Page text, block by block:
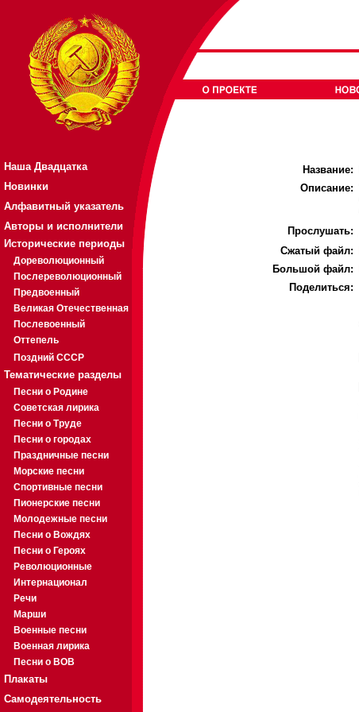
Наша Двадцатка
Новинки
Алфавитный указатель
Авторы и исполнители
Исторические периоды
Дореволюционный
Послереволюционный
Предвоенный
Великая Отечественная
Послевоенный
Оттепель
Поздний СССР
Тематические разделы
Песни о Родине
Советская лирика
Песни о Труде
Песни о городах
Праздничные песни
Морские песни
Спортивные песни
Пионерские песни
Молодежные песни
Песни о Вождях
Песни о Героях
Революционные
Интернационал
Речи
Марши
Военные песни
Военная лирика
Песни о ВОВ
Плакаты
Самодеятельность
Название:
Описание:
Прослушать:
Cжатый файл:
Большой файл:
Поделиться: